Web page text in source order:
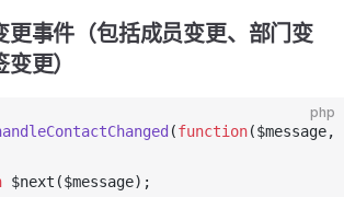
更事件（包括成员变更、部门变
更）
php
(function($message,
$next($message);